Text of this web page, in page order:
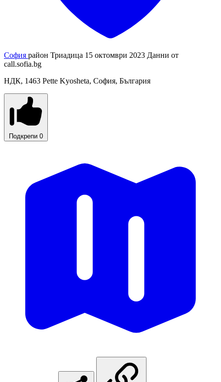
София район Триадица 15 октомври 2023 Данни от
call.sofia.bg
НДК, 1463 Pette Kyosheta, София, България
Подкрепи 0